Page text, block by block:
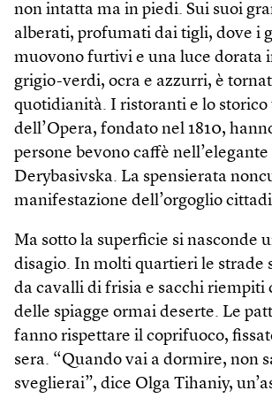
non intatta ma in piedi. Sui suoi
alberati, profumati dai tigli, dove i
muovono furtivi e una luce dorata
grigio-verdi, ocra e azzurri, è
quotidianità. I ristoranti e lo storico
dell’Opera, fondato nel 1810,
persone bevono caffè nell’elegante
Derybasivska. La spensierata
manifestazione dell’orgoglio
Ma sotto la superficie si nasconde
disagio. In molti quartieri le strade
da cavalli di frisia e sacchi riempiti
delle spiagge ormai deserte. Le
fanno rispettare il coprifuoco,
sera. “Quando vai a dormire, non
sveglierai”, dice Olga Tihaniy,